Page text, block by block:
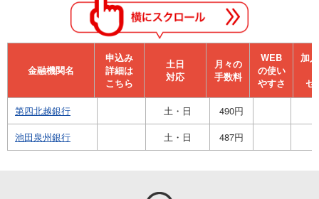
金融機関名
申込み
詳細は
こちら
⼟⽇
対応
月々の
手数料
WEB
の使い
やすさ
加
セ
第四北越銀行 土・日
490円
池田泉州銀行
土・日 487円